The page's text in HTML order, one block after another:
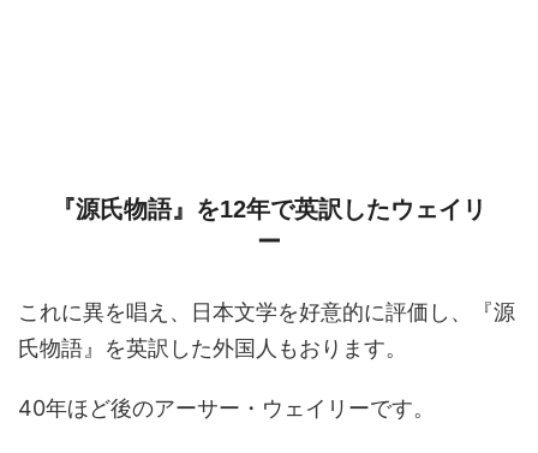
『源氏物語』を12年で英訳したウェイリ
ー
これに異を唱え、日本文学を好意的に評価し、『源
氏物語』を英訳した外国人もおります。
40年ほど後のアーサー・ウェイリーです。